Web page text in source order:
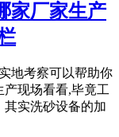
家厂家生产
地考察可以帮助你
现场看看,毕竟工
实洗砂设备的加